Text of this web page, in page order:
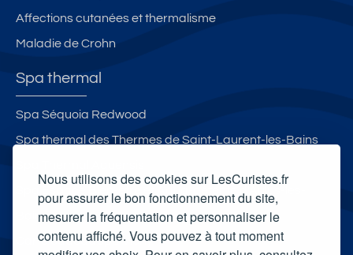
Nous utilisons des cookies sur LesCuristes.fr
pour assurer le bon fonctionnement du site,
mesurer la fréquentation et personnaliser le
contenu affiché. Vous pouvez à tout moment
Affections cutanées et thermalisme
Maladie de Crohn
Spa thermal
Spa Séquoia Redwood
Spa thermal des Thermes de Saint-Laurent-les-Bains
Bains
Carte cadeau spa Vichy